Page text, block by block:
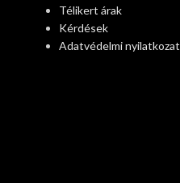
Télikert árak
Kérdések
Adatvédelmi nyilatkozat